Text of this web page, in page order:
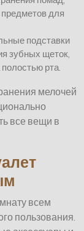
для
подставки
зубных щеток,
рта.
мелочей
все вещи в
всем
пользования.